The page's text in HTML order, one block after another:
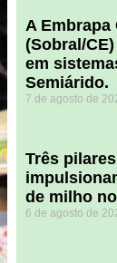
A Embrapa
(Sobral/
em
Semiárido.
7 de agosto de
​Três
de milho
6 de agosto de